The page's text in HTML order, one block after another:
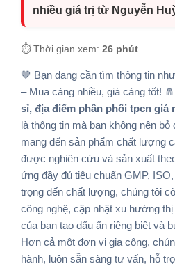
nhiều giá trị từ Nguyễn
⏱️ Thời gian xem: 26 phút
🤎 Bạn đang cần tìm thông tin
– Mua càng nhiều, giá càng tốt! 🧂
sỉ, địa điểm phân phối tpcn giá
là thông tin mà bạn không nên
mang đến sản phẩm chất lượng
được nghiên cứu và sản xuất
ứng đầy đủ tiêu chuẩn GMP,
trọng đến chất lượng, chúng tôi
công nghệ, cập nhật xu hướng
của bạn tạo dấu ấn riêng biệt và
Hơn cả một đơn vị gia công,
hành, luôn sẵn sàng tư vấn, hỗ